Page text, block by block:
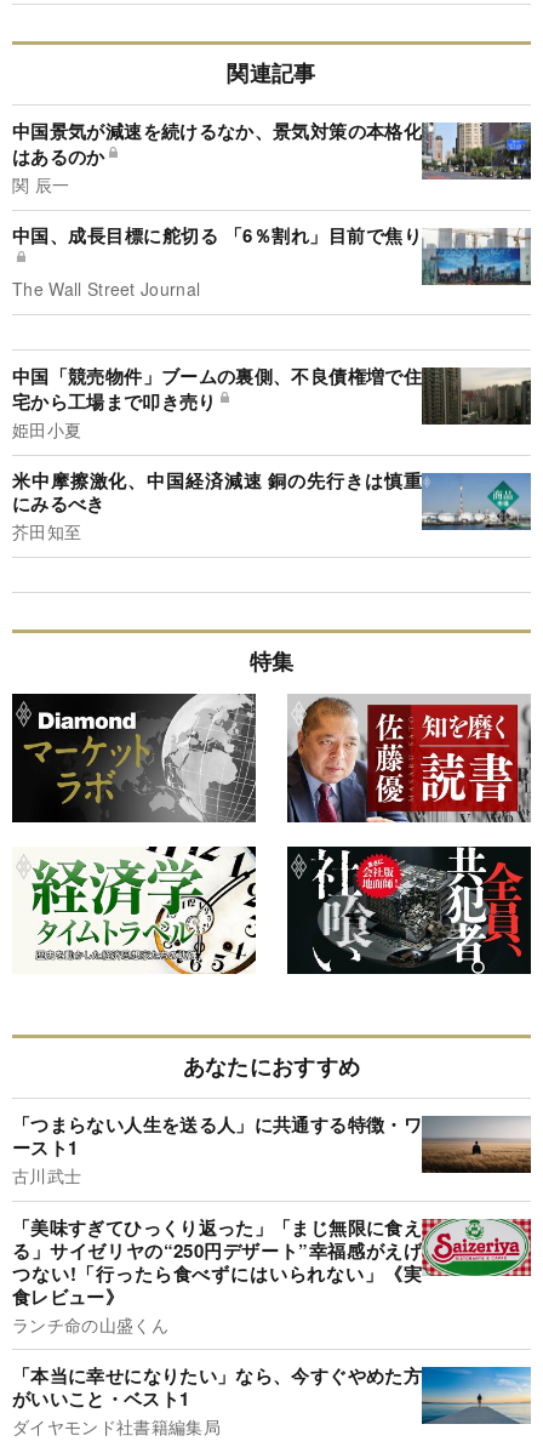
関連記事
中国景気が減速を続けるなか、景気対策の本格化
はあるのか
関 辰一
中国、成長目標に舵切る 「6％割れ」目前で焦り
The Wall Street Journal
中国「競売物件」ブームの裏側、不良債権増で住
宅から工場まで叩き売り
姫田小夏
米中摩擦激化、中国経済減速 銅の先行きは慎重
にみるべき
芥田知至
特集
あなたにおすすめ
「つまらない人生を送る人」に共通する特徴・ワ
ースト1
古川武士
「美味すぎてひっくり返った」「まじ無限に食え
る」サイゼリヤの“250円デザート”幸福感がえげ
つない!「行ったら食べずにはいられない」《実
食レビュー》
ランチ命の山盛くん
「本当に幸せになりたい」なら、今すぐやめた方
がいいこと・ベスト1
ダイヤモンド社書籍編集局